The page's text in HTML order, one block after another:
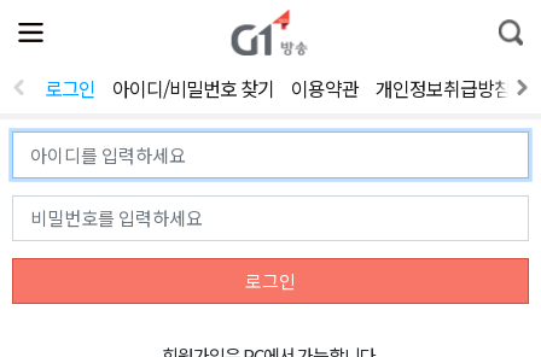
전
체
뉴
열
통
합
색
로그인 아이디/비밀번호 찾기 이용약관 개인정보취급방침
로그인